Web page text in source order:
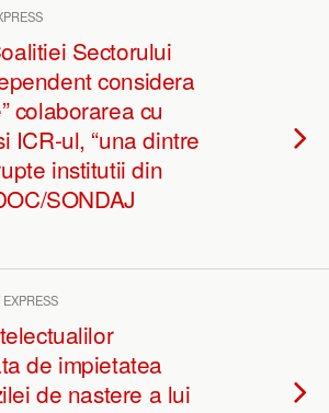
Sectorului
considera
colaborarea cu
ICR-ul, “una dintre
institutii din
SONDAJ
EXPRESS
de impietatea
de nastere a lui